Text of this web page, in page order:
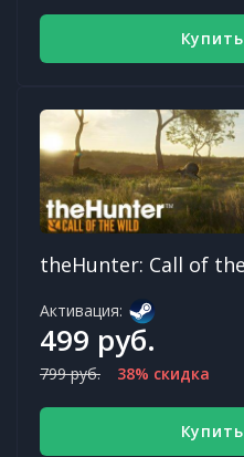
Купить
Активация:
499 руб.
799 руб. 38% скидка
Купить